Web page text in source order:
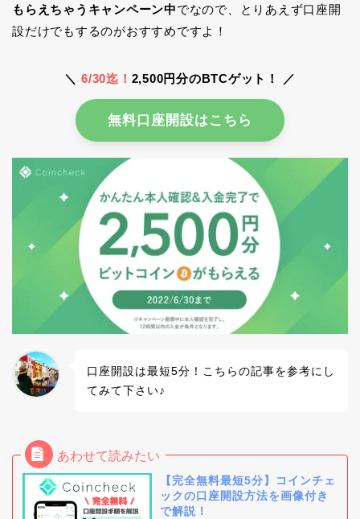
もらえちゃうキャンペーン中でなので、とりあえず口座開
設だけでもするのがおすすめですよ！
＼6/30迄！ 2,500円分のBTCゲット！ ／
無料口座開設はこちら
口座開設は最短5分！こちらの記事を参考にし
てみて下さい♪
【完全無料最短5分】コインチェ
ックの口座開設方法を画像付き
で解説！